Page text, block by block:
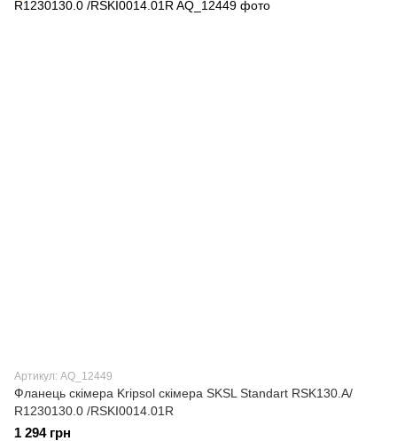
Артикул: AQ_12449
Фланець скімера Kripsol скімера SKSL Standart RSK130.A/
R1230130.0 /RSKI0014.01R
1 294 грн